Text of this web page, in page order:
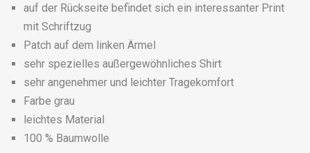
auf der Rückseite befindet sich ein interessanter Print
mit Schriftzug
Patch auf dem linken Ärmel
sehr spezielles außergewöhnliches Shirt
sehr angenehmer und leichter Tragekomfort
Farbe grau
leichtes Material
100 % Baumwolle